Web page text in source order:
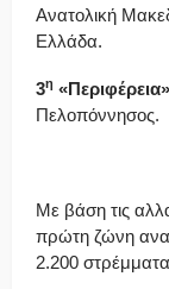
Ανατολική
Ελλάδα.
3η
Πελοπόννησος.
Με βάση τις
πρώτη ζώνη
2.200